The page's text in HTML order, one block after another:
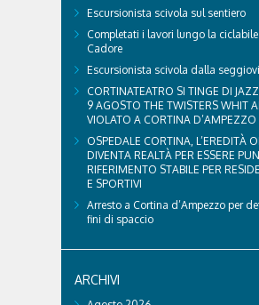
Escursionista scivola sul sentiero
Completati i lavori lungo la
Cadore
Escursionista scivola dalla
CORTINATEATRO SI TINGE DI
9 AGOSTO THE TWISTERS WHIT
VIOLATO A CORTINA D’AMPEZZO
OSPEDALE CORTINA, L’EREDITÀ
DIVENTA REALTÀ PER ESSERE
RIFERIMENTO STABILE PER
E SPORTIVI
Arresto a Cortina d’Ampezzo per
fini di spaccio
ARCHIVI